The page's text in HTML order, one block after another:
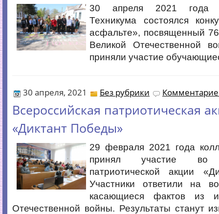
30 апреля 2021 года
Техникума состоялся
асфальте», посвященный
Великой Отечественной
приняли участие
30 апреля, 2021 Без рубрики
Всероссийская патриотическая
«Диктант Победы»
29 февраля 2021 года
принял участие во
патриотической акции
Участники ответили на
касающиеся фактов из
Отечественной войны. Результаты станут